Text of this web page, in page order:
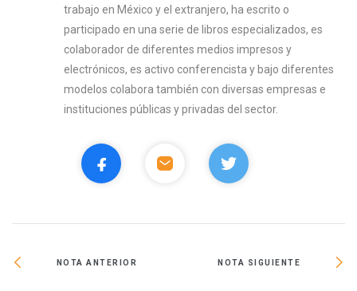
trabajo en México y el extranjero, ha escrito o
participado en una serie de libros especializados, es
colaborador de diferentes medios impresos y
electrónicos, es activo conferencista y bajo diferentes
modelos colabora también con diversas empresas e
instituciones públicas y privadas del sector.
NOTA ANTERIOR NOTA SIGUIENTE